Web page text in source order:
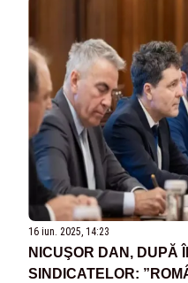
16 iun. 2025, 14:23
NICUŞOR DAN, DUPĂ
SINDICATELOR: